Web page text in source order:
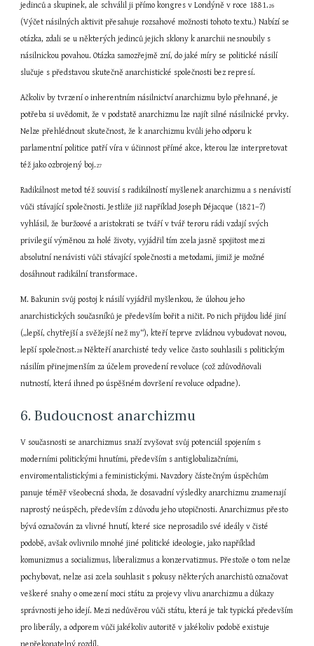
jedinců a skupinek, ale schválil ji přímo kongres v Londýně v roce 1881.26
(Výčet násilných aktivit přesahuje rozsahové možnosti tohoto textu.) Nabízí se
otázka, zdali se u některých jedinců jejich sklony k anarchii nesnoubily s
násilnickou povahou. Otázka samozřejmě zní, do jaké míry se politické násilí
slučuje s představou skutečně anarchistické společnosti bez represí.
Ačkoliv by tvrzení o inherentním násilnictví anarchizmu bylo přehnané, je
potřeba si uvědomit, že v podstatě anarchizmu lze najít silné násilnické prvky.
Nelze přehlédnout skutečnost, že k anarchizmu kvůli jeho odporu k
parlamentní politice patří víra v účinnost přímé akce, kterou lze interpretovat
též jako ozbrojený boj.27
Radikálnost metod též souvisí s radikálností myšlenek anarchizmu a s nenávistí
vůči stávající společnosti. Jestliže již například Joseph Déjacque (1821–?)
vyhlásil, že buržoové a aristokrati se tváří v tvář teroru rádi vzdají svých
privilegií výměnou za holé životy, vyjádřil tím zcela jasně spojitost mezi
absolutní nenávisti vůči stávající společnosti a metodami, jimiž je možné
dosáhnout radikální transformace.
M. Bakunin svůj postoj k násilí vyjádřil myšlenkou, že úlohou jeho
anarchistických současníků je především bořit a ničit. Po nich přijdou lidé jiní
(„lepší, chytřejší a svěžejší než my“), kteří teprve zvládnou vybudovat novou,
lepší společnost.28 Někteří anarchisté tedy velice často souhlasili s politickým
násilím přinejmenším za účelem provedení revoluce (což zdůvodňovali
nutností, která ihned po úspěšném dovršení revoluce odpadne).
6. Budoucnost anarchizmu
V současnosti se anarchizmus snaží zvyšovat svůj potenciál spojením s
moderními politickými hnutími, především s antiglobalizačními,
enviromentalistickými a feministickými. Navzdory částečným úspěchům
panuje téměř všeobecná shoda, že dosavadní výsledky anarchizmu znamenají
naprostý neúspěch, především z důvodu jeho utopičnosti. Anarchizmus přesto
bývá označován za vlivné hnutí, které sice neprosadilo své ideály v čisté
podobě, avšak ovlivnilo mnohé jiné politické ideologie, jako například
komunizmus a socializmus, liberalizmus a konzervatizmus. Přestože o tom nelze
pochybovat, nelze asi zcela souhlasit s pokusy některých anarchistů označovat
veškeré snahy o omezení moci státu za projevy vlivu anarchizmu a důkazy
správnosti jeho idejí. Mezi nedůvěrou vůči státu, která je tak typická především
pro liberály, a odporem vůči jakékoliv autoritě v jakékoliv podobě existuje